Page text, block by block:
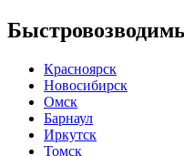
Красноярск
Новосибирск
Омск
Барнаул
Иркутск
Томск